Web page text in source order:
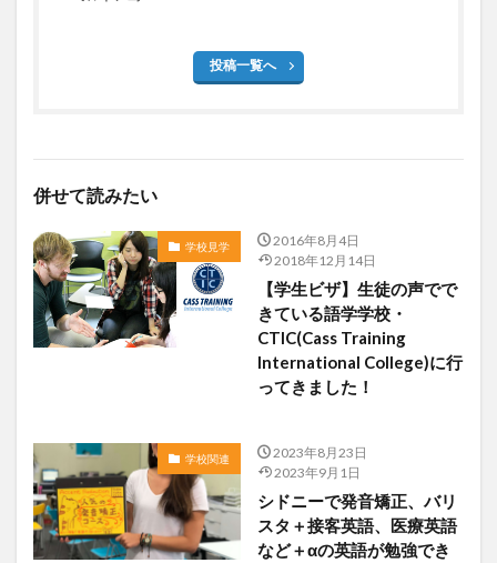
投稿一覧へ
併せて読みたい
学校見学
2016年8月4日
2018年12月14日
【学生ビザ】生徒の声でで
きている語学学校・
CTIC(Cass Training
International College)に行
ってきました！
学校関連
2023年8月23日
2023年9月1日
シドニーで発音矯正、バリ
スタ＋接客英語、医療英語
など＋αの英語が勉強でき